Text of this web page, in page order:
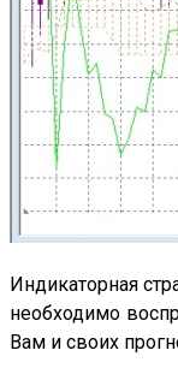
Индикаторная
необходимо
Вам и своих